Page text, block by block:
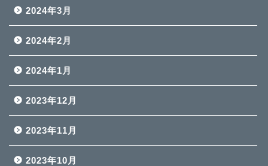
2024年3月
2024年2月
2024年1月
2023年12月
2023年11月
2023年10月